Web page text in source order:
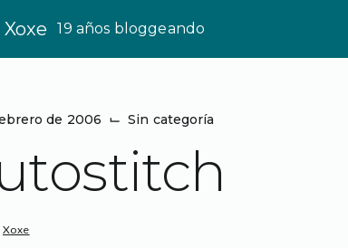
19 años bloggeando
de 2006 ⌙ Sin categoría
Xoxe